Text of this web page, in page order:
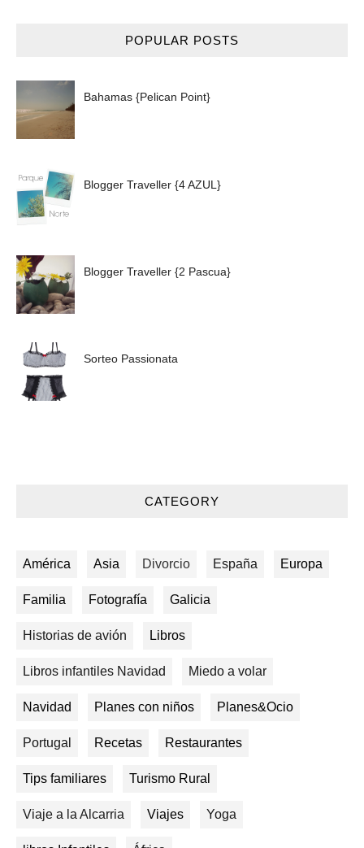
POPULAR POSTS
Bahamas {Pelican Point}
Blogger Traveller {4 AZUL}
Blogger Traveller {2 Pascua}
Sorteo Passionata
CATEGORY
América Asia Divorcio España Europa
Familia Fotografía Galicia
Historias de avión Libros
Libros infantiles Navidad Miedo a volar
Navidad Planes con niños Planes&Ocio
Portugal Recetas Restaurantes
Tips familiares Turismo Rural
Viaje a la Alcarria Viajes Yoga